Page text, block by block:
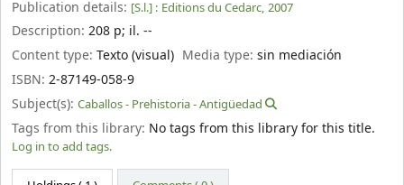
Publication details: [S.l.] : Editions du Cedarc, 2007
Description: 208 p; il. --
Content type: Texto (visual) Media type:sin mediación
ISBN: 2-87149-058-9
Subject(s): Caballos - Prehistoria - Antigüedad
Tags from this library: No tags from this library for this title.
Log in to add tags.